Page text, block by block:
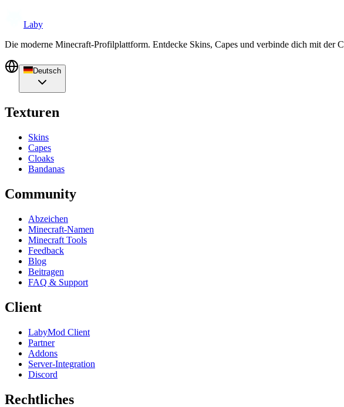
Laby
Die moderne Minecraft-Profilplattform. Entdecke Skins, Capes und verbinde dich mit der
Deutsch
Texturen
Skins
Capes
Cloaks
Bandanas
Community
Abzeichen
Minecraft-Namen
Minecraft Tools
Feedback
Blog
Beitragen
FAQ & Support
Client
LabyMod Client
Partner
Addons
Server-Integration
Discord
Rechtliches